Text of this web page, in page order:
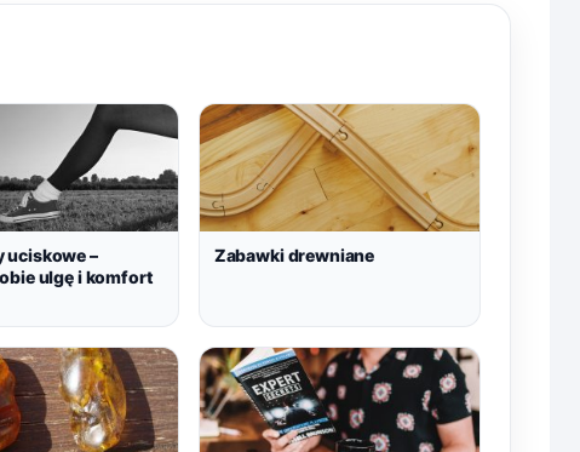
uciskowe –
ulgę i komfort
Zabawki drewniane